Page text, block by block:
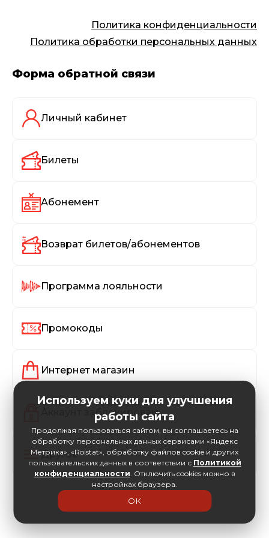
Политика конфиденциальности
Политика обработки персональных данных
Форма обратной связи
Личный кабинет
Билеты
Абонемент
Возврат билетов/абонементов
Программа лояльности
Промокоды
Интернет магазин
Аккаунт заблокирован
Другое
Используем куки для улучшения
работы сайта
Продолжая пользоваться сайтом, вы соглашаетесь на
обработку персональных данных сервисами «Яндекс
Метрика», «Roistat», обработку файлов cookie и других
пользовательских данных в соответствии с Политикой
конфиденциальности. Отключить cookies можно в
настройках браузера.
ОК